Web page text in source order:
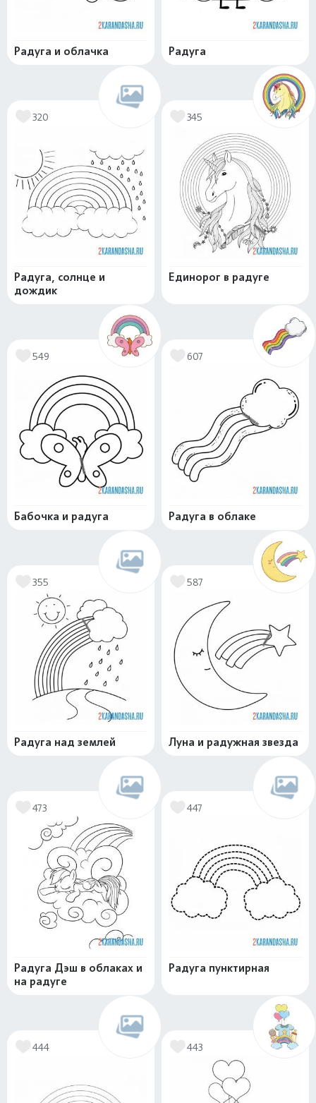
Радуга и облачка Радуга
320
Радуга, солнце и
дождик
345
Единорог в радуге
549
Бабочка и радуга
607
Радуга в облаке
355
Радуга над землей
587
Луна и радужная звезда
473
Радуга Дэш в облаках и
на радуге
447
Радуга пунктирная
444 443